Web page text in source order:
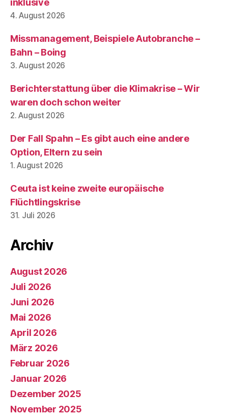
4. August 2026
Missmanagement, Beispiele Autobranche –
Bahn – Boing
3. August 2026
Berichterstattung über die Klimakrise – Wir
waren doch schon weiter
2. August 2026
Der Fall Spahn – Es gibt auch eine andere
Option, Eltern zu sein
1. August 2026
Ceuta ist keine zweite europäische
Flüchtlingskrise
31. Juli 2026
Archiv
August 2026
Juli 2026
Juni 2026
Mai 2026
April 2026
März 2026
Februar 2026
Januar 2026
Dezember 2025
November 2025